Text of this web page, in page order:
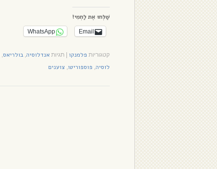
שַׁלְּחוּ אֶת לַחְמִי!
Email
WhatsApp
קטגוריות פלמנקו תגיות אנדלוסיה, בולריאס,
לוסיה, פוספוריטו, צוענים